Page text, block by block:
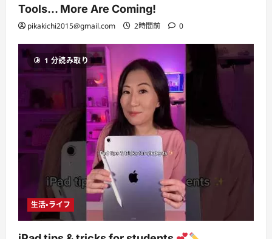
Tools… More Are Coming!
pikakichi2015@gmail.com 2時間前 0
1 分読み取り
生活・ライフ